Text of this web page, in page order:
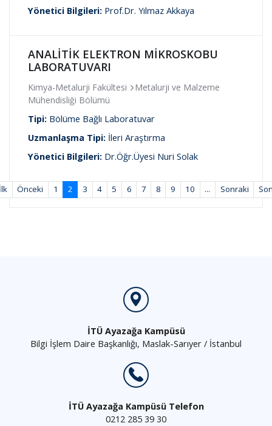
Yönetici Bilgileri: Prof.Dr. Yılmaz Akkaya
ANALİTİK ELEKTRON MİKROSKOBU
LABORATUVARI
Kimya-Metalurji Fakültesi
Metalurji ve Malzeme
Mühendisliği Bölümü
Tipi: Bölüme Bağlı Laboratuvar
Uzmanlaşma Tipi: İleri Araştırma
Yönetici Bilgileri: Dr.Öğr.Üyesi Nuri Solak
Önceki 1 2 3 4 5 6 7 8 9 10 ... Sonraki
İTÜ Ayazağa Kampüsü
Bilgi İşlem Daire Başkanlığı, Maslak-Sarıyer / İstanbul
İTÜ Ayazağa Kampüsü Telefon
0212 285 39 30